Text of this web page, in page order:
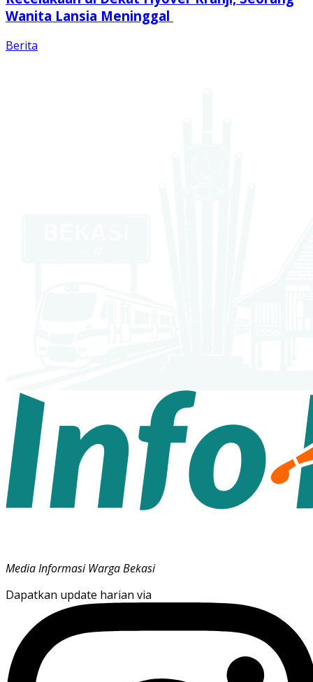
Wanita Lansia Meninggal
Berita
Media Informasi Warga Bekasi
Dapatkan update harian via